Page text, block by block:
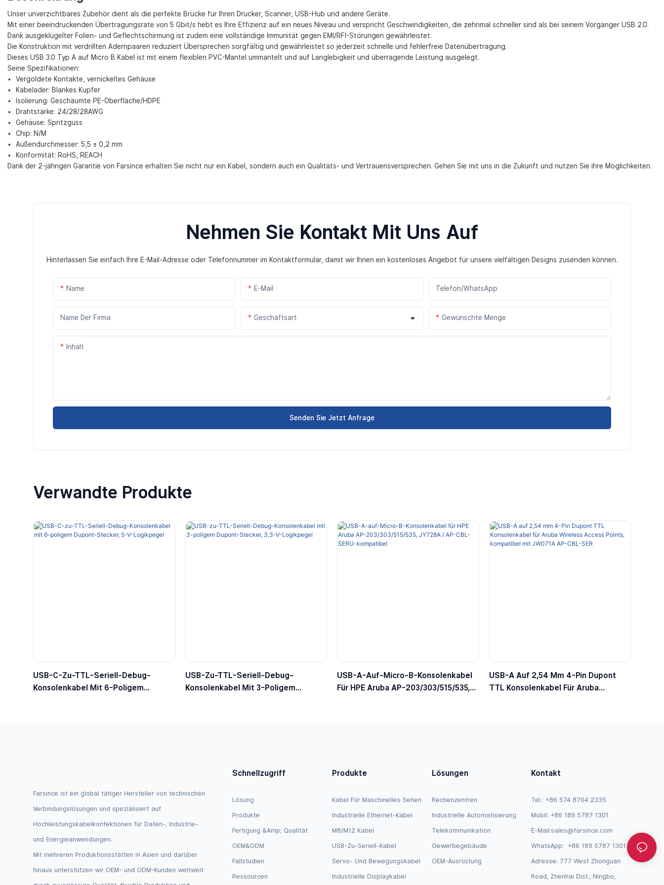
Unser unverzichtbares Zubehör dient als die perfekte Brücke für Ihren Drucker, Scanner, USB-Hub und andere Geräte.
Mit einer beeindruckenden Übertragungsrate von 5 Gbit/s hebt es Ihre Effizienz auf ein neues Niveau und verspricht Geschwindigkeiten, die zehnmal schneller sind als bei seinem Vorgänger USB 2.0.
Dank ausgeklügelter Folien- und Geflechtschirmung ist zudem eine vollständige Immunität gegen EMI/RFI-Störungen gewährleistet.
Die Konstruktion mit verdrillten Adernpaaren reduziert Übersprechen sorgfältig und gewährleistet so jederzeit schnelle und fehlerfreie Datenübertragung.
Dieses USB 3.0 Typ A auf Micro B Kabel ist mit einem flexiblen PVC-Mantel ummantelt und auf Langlebigkeit und überragende Leistung ausgelegt.
Seine Spezifikationen:
Vergoldete Kontakte, vernickeltes Gehäuse
Kabelader: Blankes Kupfer
Isolierung: Geschäumte PE-Oberfläche/HDPE
Drahtstärke: 24/28/28AWG
Gehäuse: Spritzguss
Chip: N/M
Außendurchmesser: 5,5 ± 0,2 mm
Konformität: RoHS, REACH
Dank der 2-jährigen Garantie von Farsince erhalten Sie nicht nur ein Kabel, sondern auch ein Qualitäts- und Vertrauensversprechen. Gehen Sie mit uns in die Zukunft und nutzen Sie ihre Möglichkeiten.
Nehmen Sie Kontakt Mit Uns Auf
Hinterlassen Sie einfach Ihre E-Mail-Adresse oder Telefonnummer im Kontaktformular, damit wir Ihnen ein kostenloses Angebot für unsere vielfältigen Designs zusenden können.
Name E-Mail Telefon/WhatsApp
Name Der Firma Geschäftsart Gewünschte Menge
Inhalt
Senden Sie Jetzt Anfrage
Verwandte Produkte
USB-C-Zu-TTL-Seriell-Debug-
Konsolenkabel Mit 6-Poligem
USB-Zu-TTL-Seriell-Debug-
Konsolenkabel Mit 3-Poligem
USB-A-Auf-Micro-B-Konsolenkabel
Für HPE Aruba AP-203/303/515/535,
USB-A Auf 2,54 Mm 4-Pin Dupont
TTL Konsolenkabel Für Aruba
Farsince ist ein global tätiger Hersteller von technischen
Verbindungslösungen und spezialisiert auf
Hochleistungskabelkonfektionen für Daten-, Industrie-
und Energieanwendungen.
Mit mehreren Produktionsstätten in Asien und darüber
hinaus unterstützen wir OEM- und ODM-Kunden weltweit
Schnellzugriff
Lösung
Produkte
Fertigung &amp; Qualität
OEM&ODM
Fallstudien
Ressourcen
Produkte
Kabel Für Maschinelles Sehen
Industrielle Ethernet-Kabel
M8/M12 Kabel
USB-Zu-Seriell-Kabel
Servo- Und Bewegungskabel
Industrielle Displaykabel
Lösungen
Rechenzentren
Industrielle Automatisierung
Telekommunikation
Gewerbegebäude
OEM-Ausrüstung
Kontakt
Tel.: +86 574 8704 2335
Mobil: +86 189 5787 1301
E-Mail:sales@farsince.com
WhatsApp: +86 189 5787 1301
Adresse: 777 West Zhonguan
Road, Zhenhai Dist., Ningbo,